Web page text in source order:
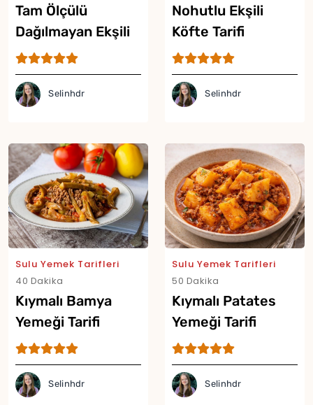
Tam Ölçülü
Dağılmayan Ekşili
Sulu Köfte Tarifi
Selinhdr
Nohutlu Ekşili
Köfte Tarifi
Selinhdr
Sulu Yemek Tarifleri
40 Dakika
Kıymalı Bamya
Yemeği Tarifi
Selinhdr
Sulu Yemek Tarifleri
50 Dakika
Kıymalı Patates
Yemeği Tarifi
Selinhdr